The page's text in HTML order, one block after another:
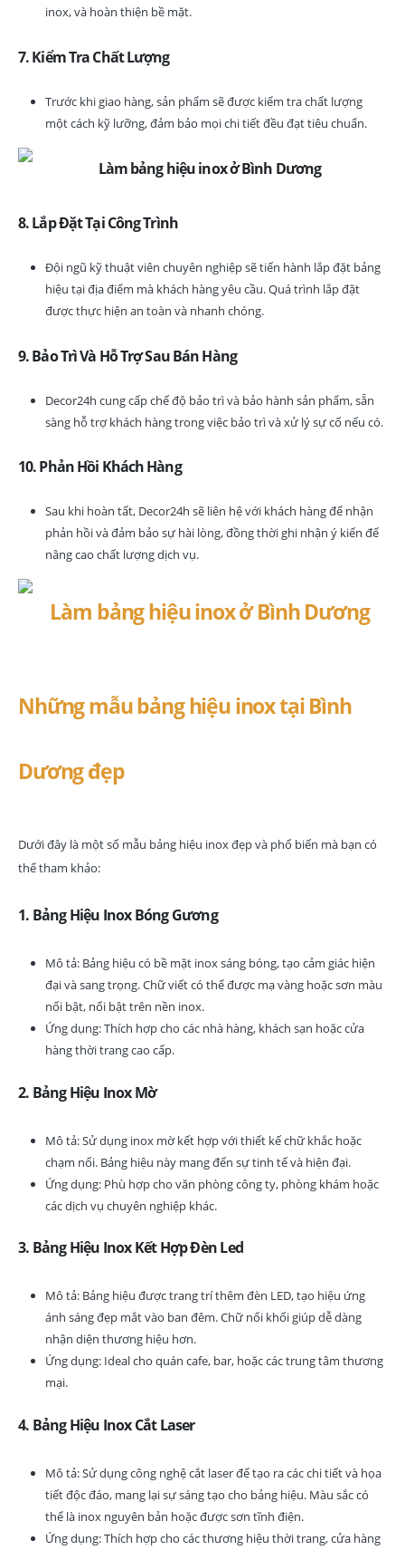
inox, và hoàn thiện bề mặt.
7. Kiểm Tra Chất Lượng
Trước khi giao hàng, sản phẩm sẽ được kiểm tra chất lượng
một cách kỹ lưỡng, đảm bảo mọi chi tiết đều đạt tiêu chuẩn.
8. Lắp Đặt Tại Công Trình
Đội ngũ kỹ thuật viên chuyên nghiệp sẽ tiến hành lắp đặt bảng
hiệu tại địa điểm mà khách hàng yêu cầu. Quá trình lắp đặt
được thực hiện an toàn và nhanh chóng.
9. Bảo Trì Và Hỗ Trợ Sau Bán Hàng
Decor24h cung cấp chế độ bảo trì và bảo hành sản phẩm, sẵn
sàng hỗ trợ khách hàng trong việc bảo trì và xử lý sự cố nếu có.
10. Phản Hồi Khách Hàng
Sau khi hoàn tất, Decor24h sẽ liên hệ với khách hàng để nhận
phản hồi và đảm bảo sự hài lòng, đồng thời ghi nhận ý kiến để
nâng cao chất lượng dịch vụ.
Những mẫu bảng hiệu inox tại Bình
Dương đẹp
Dưới đây là một số mẫu bảng hiệu inox đẹp và phổ biến mà bạn có
thể tham khảo:
1. Bảng Hiệu Inox Bóng Gương
Mô tả: Bảng hiệu có bề mặt inox sáng bóng, tạo cảm giác hiện
đại và sang trọng. Chữ viết có thể được mạ vàng hoặc sơn màu
nổi bật, nổi bật trên nền inox.
Ứng dụng: Thích hợp cho các nhà hàng, khách sạn hoặc cửa
hàng thời trang cao cấp.
2. Bảng Hiệu Inox Mờ
Mô tả: Sử dụng inox mờ kết hợp với thiết kế chữ khắc hoặc
chạm nổi. Bảng hiệu này mang đến sự tinh tế và hiện đại.
Ứng dụng: Phù hợp cho văn phòng công ty, phòng khám hoặc
các dịch vụ chuyên nghiệp khác.
3. Bảng Hiệu Inox Kết Hợp Đèn Led
Mô tả: Bảng hiệu được trang trí thêm đèn LED, tạo hiệu ứng
ánh sáng đẹp mắt vào ban đêm. Chữ nổi khối giúp dễ dàng
nhận diện thương hiệu hơn.
Ứng dụng: Ideal cho quán cafe, bar, hoặc các trung tâm thương
mại.
4. Bảng Hiệu Inox Cắt Laser
Mô tả: Sử dụng công nghệ cắt laser để tạo ra các chi tiết và họa
tiết độc đáo, mang lại sự sáng tạo cho bảng hiệu. Màu sắc có
thể là inox nguyên bản hoặc được sơn tĩnh điện.
Ứng dụng: Thích hợp cho các thương hiệu thời trang, cửa hàng